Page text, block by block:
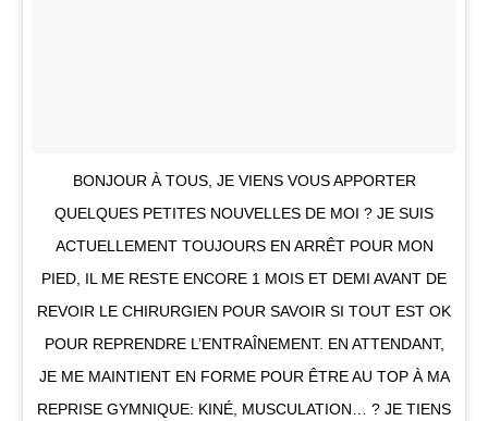
BONJOUR À TOUS, JE VIENS VOUS APPORTER
QUELQUES PETITES NOUVELLES DE MOI ? JE SUIS
ACTUELLEMENT TOUJOURS EN ARRÊT POUR MON
PIED, IL ME RESTE ENCORE 1 MOIS ET DEMI AVANT DE
REVOIR LE CHIRURGIEN POUR SAVOIR SI TOUT EST OK
POUR REPRENDRE L’ENTRAÎNEMENT. EN ATTENDANT,
JE ME MAINTIENT EN FORME POUR ÊTRE AU TOP À MA
REPRISE GYMNIQUE: KINÉ, MUSCULATION… ? JE TIENS